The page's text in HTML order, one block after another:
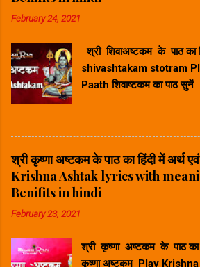
के दोने) पर शयन कर रहे हैं, ऐसे
स्मरण करता हूँ। श्रीकृष्ण गोव...
February 24, 2021
श्री शिवाअष्टकम के पाठ का
shivashtakam stotram
Paath
पाठ का हिंदी में अर्थ - Shri
with meaning in hindi. प्रभुं
जगन्नाथनाथं सदानन्दभाजम् ।
शङ्करं शम्भुमीशानमीडे ॥ १॥
अर्थ : मैं आपसे प्रार्थना करता
है, जो जीवित प्राणियों का
श्री कृष्णा अष्टकम के पाठ का हिंदी में अर्थ
Krishna Ashtak lyrics with
Benifits in hindi
February 23, 2021
श्री कृष्णा अष्टकम के पाठ का
कृष्णा अष्टकम Play